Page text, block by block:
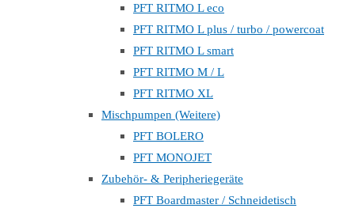
PFT RITMO L eco
PFT RITMO L plus / turbo / powercoat
PFT RITMO L smart
PFT RITMO M / L
PFT RITMO XL
Mischpumpen (Weitere)
PFT BOLERO
PFT MONOJET
Zubehör- & Peripheriegeräte
PFT Boardmaster / Schneidetisch